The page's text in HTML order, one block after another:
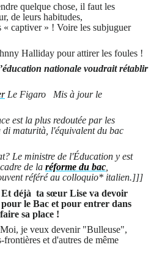
quelque chose, il faut les
de leurs habitudes,
captiver » ! Voire les subjuguer
Halliday pour attirer les foules !
nationale voudrait rétablir
Le Figaro Mis à jour le
est la plus redoutée par les
di maturità, l'équivalent du bac
Le ministre de l'Éducation y est
de la réforme du bac,
référé au colloquio* italien.]]]
déjà ta sœur Lise va devoir
le Bac et pour entrer dans
sa place !
je veux devenir "Bulleuse",
et d'autres de même